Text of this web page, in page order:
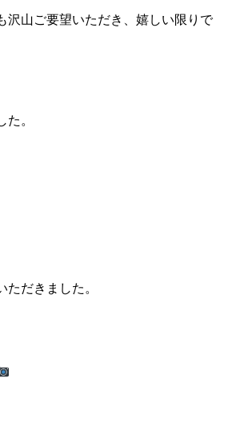
沢山ご要望いただき、嬉しい限りで
。
だきました。